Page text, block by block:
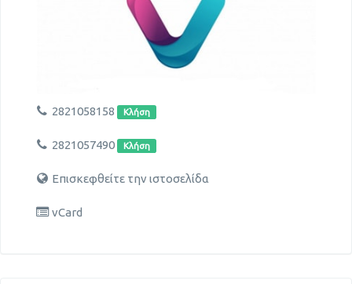
2821058158 Κλήση
2821057490 Κλήση
Επισκεφθείτε την ιστοσελίδα
vCard